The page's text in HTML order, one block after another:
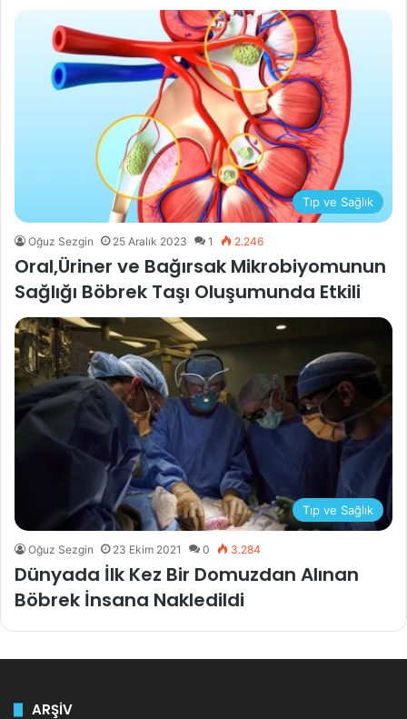
Tıp ve Sağlık
Oğuz Sezgin 25 Aralık 2023 1 2.246
Oral,Üriner ve Bağırsak Mikrobiyomunun
Sağlığı Böbrek Taşı Oluşumunda Etkili
Tıp ve Sağlık
Oğuz Sezgin 23 Ekim 2021 0 3.284
Dünyada İlk Kez Bir Domuzdan Alınan
Böbrek İnsana Nakledildi
ARŞİV